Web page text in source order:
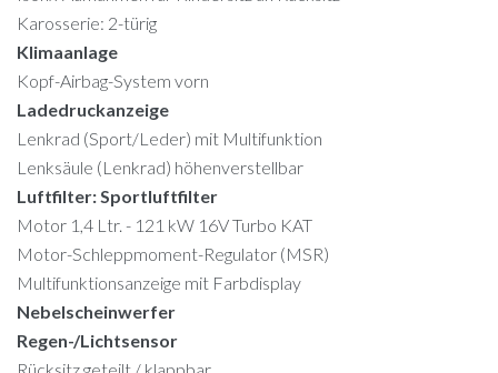
Karosserie: 2-türig
Klimaanlage
Kopf-Airbag-System vorn
Ladedruckanzeige
Lenkrad (Sport/Leder) mit Multifunktion
Lenksäule (Lenkrad) höhenverstellbar
Luftfilter: Sportluftfilter
Motor 1,4 Ltr. - 121 kW 16V Turbo KAT
Motor-Schleppmoment-Regulator (MSR)
Multifunktionsanzeige mit Farbdisplay
Nebelscheinwerfer
Regen-/Lichtsensor